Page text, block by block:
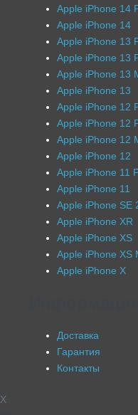
Apple iPhone 14
Apple iPhone 14
Apple iPhone 13
Apple iPhone 13
Apple iPhone 13
Apple iPhone 13
Apple iPhone 12
Apple iPhone 12
Apple iPhone 12
Apple iPhone 12
Apple iPhone 11
Apple iPhone 11
Apple iPhone SE
Apple iPhone XR
Apple iPhone XS
Apple iPhone XS
Apple iPhone X
Доставка
Гарантия
Контакты
X